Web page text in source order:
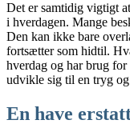
Det er samtidig vigtigt
i hverdagen. Mange
Den kan ikke bare
fortsætter som hidtil.
hverdag og har brug
udvikle sig til en tryg
En have